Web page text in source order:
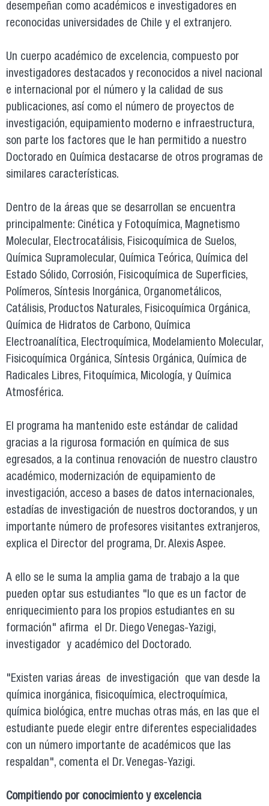
desempeñan como académicos e investigadores en
reconocidas universidades de Chile y el extranjero.
Un cuerpo académico de excelencia, compuesto por
investigadores destacados y reconocidos a nivel nacional
e internacional por el número y la calidad de sus
publicaciones, así como el número de proyectos de
investigación, equipamiento moderno e infraestructura,
son parte los factores que le han permitido a nuestro
Doctorado en Química destacarse de otros programas de
similares características.
Dentro de la áreas que se desarrollan se encuentra
principalmente: Cinética y Fotoquímica, Magnetismo
Molecular, Electrocatálisis, Fisicoquímica de Suelos,
Química Supramolecular, Química Teórica, Química del
Estado Sólido, Corrosión, Fisicoquímica de Superficies,
Polímeros, Síntesis Inorgánica, Organometálicos,
Catálisis, Productos Naturales, Fisicoquímica Orgánica,
Química de Hidratos de Carbono, Química
Electroanalítica, Electroquímica, Modelamiento Molecular,
Fisicoquímica Orgánica, Síntesis Orgánica, Química de
Radicales Libres, Fitoquímica, Micología, y Química
Atmosférica.
El programa ha mantenido este estándar de calidad
gracias a la rigurosa formación en química de sus
egresados, a la continua renovación de nuestro claustro
académico, modernización de equipamiento de
investigación, acceso a bases de datos internacionales,
estadías de investigación de nuestros doctorandos, y un
importante número de profesores visitantes extranjeros,
explica el Director del programa, Dr. Alexis Aspee.
A ello se le suma la amplia gama de trabajo a la que
pueden optar sus estudiantes "lo que es un factor de
enriquecimiento para los propios estudiantes en su
formación" afirma el Dr. Diego Venegas-Yazigi,
investigador y académico del Doctorado.
"Existen varias áreas de investigación que van desde la
química inorgánica, fisicoquímica, electroquímica,
química biológica, entre muchas otras más, en las que el
estudiante puede elegir entre diferentes especialidades
con un número importante de académicos que las
respaldan", comenta el Dr. Venegas-Yazigi.
Compitiendo por conocimiento y excelencia